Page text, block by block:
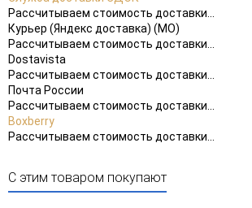
Рассчитываем стоимость доставки...
Курьер (Яндекс доставка) (МО)
Рассчитываем стоимость доставки...
Dostavista
Рассчитываем стоимость доставки...
Почта России
Рассчитываем стоимость доставки...
Boxberry
Рассчитываем стоимость доставки...
С этим товаром покупают